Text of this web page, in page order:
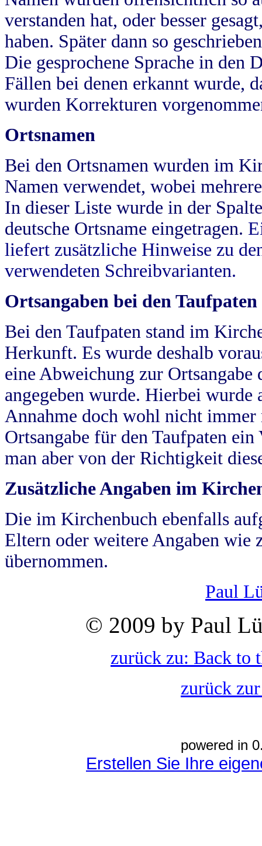
verstanden hat, oder besser
haben. Später dann so
Die gesprochene Sprache in
Fällen bei denen erkannt wurde,
wurden Korrekturen
Ortsnamen
Bei den Ortsnamen wurden im
Namen verwendet, wobei
In dieser Liste wurde in der
deutsche Ortsname eingetragen.
liefert zusätzliche Hinweise zu
verwendeten Schreibvarianten.
Ortsangaben bei den Taufpaten
Bei den Taufpaten stand im
Herkunft. Es wurde deshalb
eine Abweichung zur
angegeben wurde. Hierbei wurde
Annahme doch wohl nicht
Ortsangabe für den Taufpaten
man aber von der Richtigkeit
Zusätzliche Angaben im
Die im Kirchenbuch ebenfalls
Eltern oder weitere Angaben wie
übernommen.
Paul
© 2009 by Paul
zurück zu: Back to
zurück
powered in
Erstellen Sie Ihre